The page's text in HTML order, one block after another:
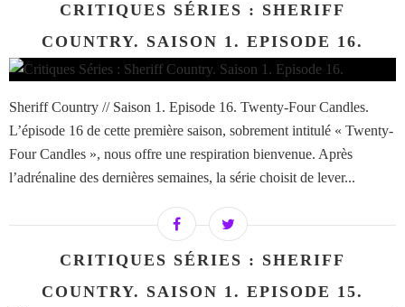
CRITIQUES SÉRIES : SHERIFF
COUNTRY. SAISON 1. EPISODE 16.
Sheriff Country // Saison 1. Episode 16. Twenty-Four Candles.
L’épisode 16 de cette première saison, sobrement intitulé « Twenty-
Four Candles », nous offre une respiration bienvenue. Après
l’adrénaline des dernières semaines, la série choisit de lever...
CRITIQUES SÉRIES : SHERIFF
COUNTRY. SAISON 1. EPISODE 15.